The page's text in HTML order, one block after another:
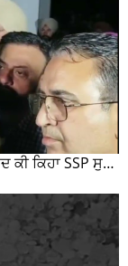
ਸੁਖਵਿੰਦਰ ਸਿੰਘ ਉਰਫ ਰਾਣਾ ਦੇ ਇੰਨਕਾਉਂਟਰ ਤੋਂ ਬਾਅਦ ਕੀ ਕਿਹਾ SSP ਸੁਰੇਂਦਰ ਲਾਂਬਾ ਤੁਸੀਂ ਵੀ ਸੁਣੋ...